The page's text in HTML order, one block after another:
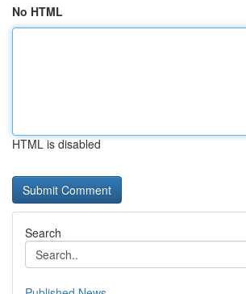
No HTML
HTML is disabled
Search